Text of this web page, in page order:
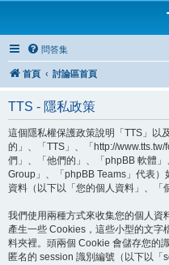
問答集
首頁 討論區首頁
TTS - 隱私政策
這個隱私權保護政策說明「TTS」以
的」、「TTS」、「http://
們」、「他們的」、「phpBB 軟體
Group」、「phpBB Teams」代表
資料（以下以「您的個人資料」、「
我們使用兩種方式來收集您的個人資
產生一些 Cookies，這些小型的文字
料夾裡。頭兩個 Cookie 會儲存您的
匿名的 session 識別編號（以下以